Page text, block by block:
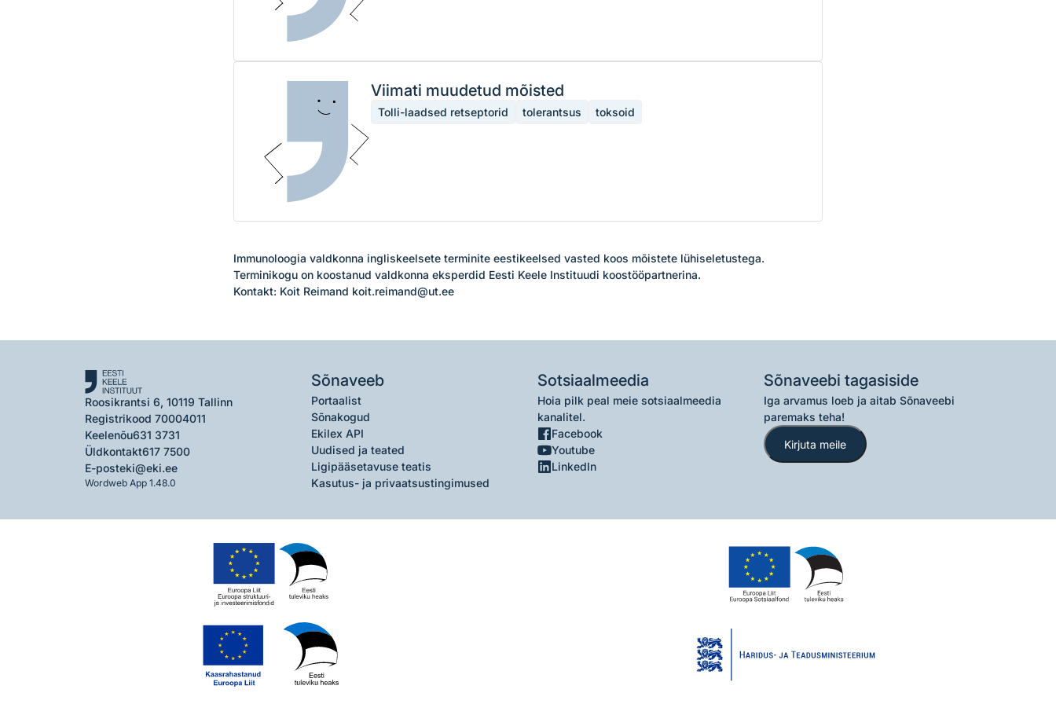
Viimati muudetud mõisted
Tolli-laadsed retseptorid tolerantsus toksoid
Immunoloogia valdkonna ingliskeelsete terminite eestikeelsed vasted koos mõistete lühiseletustega.
Terminikogu on koostanud valdkonna eksperdid Eesti Keele Instituudi koostööpartnerina.
Kontakt: Koit Reimand koit.reimand@ut.ee
Roosikrantsi 6, 10119 Tallinn
Registrikood 70004011
Keelenõu631 3731
Üldkontakt617 7500
E-posteki@eki.ee
Wordweb App 1.48.0
Sõnaveeb
Portaalist
Sõnakogud
Ekilex API
Uudised ja teated
Ligipääsetavuse teatis
Kasutus- ja privaatsustingimused
Sotsiaalmeedia
Hoia pilk peal meie sotsiaalmeedia
kanalitel.
Facebook
Youtube
LinkedIn
Sõnaveebi tagasiside
Iga arvamus loeb ja aitab Sõnaveebi
paremaks teha!
Kirjuta meile